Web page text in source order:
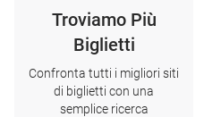
Troviamo Più
Biglietti
Confronta tutti i migliori siti
di biglietti con una
semplice ricerca